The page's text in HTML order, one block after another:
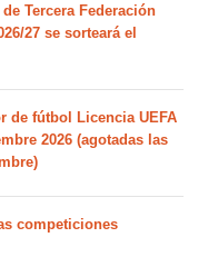
Tercera Federación
27 se sorteará el
de fútbol Licencia UEFA
2026 (agotadas las
competiciones